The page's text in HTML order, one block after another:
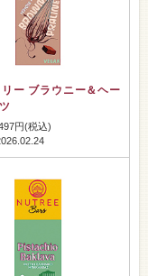
ー ブラウニー＆ヘー
円(税込)